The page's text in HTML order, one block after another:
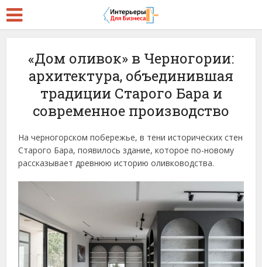
«Дом оливок» в Черногории:
архитектура, объединившая
традиции Старого Бара и
современное производство
На черногорском побережье, в тени исторических стен
Старого Бара, появилось здание, которое по-новому
рассказывает древнюю историю оливководства.